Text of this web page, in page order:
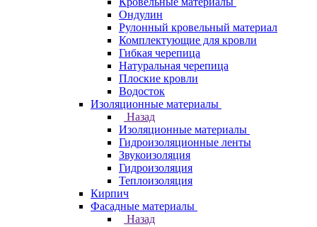
Ондулин
Рулонный кровельный материал
Комплектующие для кровли
Гибкая черепица
Натуральная черепица
Плоские кровли
Водосток
Изоляционные материалы
Назад
Изоляционные материалы
Гидроизоляционные ленты
Звукоизоляция
Гидроизоляция
Теплоизоляция
Кирпич
Фасадные материалы
Назад